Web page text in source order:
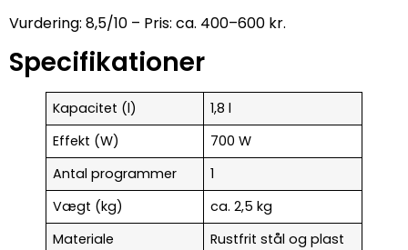
Vurdering: 8,5/10 – Pris: ca. 400–600 kr.
Specifikationer
Kapacitet (l)
1,8 l
Effekt (W)
700 W
Antal programmer
1
Vægt (kg)
ca. 2,5 kg
Materiale
Rustfrit stål og plast